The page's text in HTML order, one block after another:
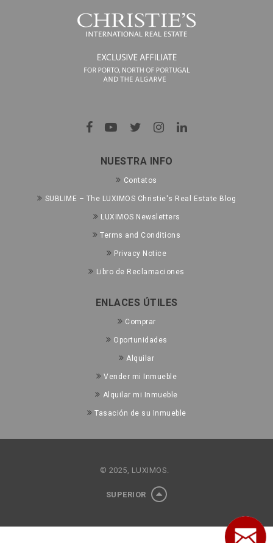
NUESTRA INFO
Contatos
SUBLIME – The LUXIMOS Christie's Real Estate Blog
LUXIMOS Newsletters
Terms and Conditions
Privacy Notice
Libro de Reclamaciones
ENLACES ÚTILES
Comprar
Oportunidades
Alquilar
Vender mi Inmueble
Alquilar mi Inmueble
Tasación de su Inmueble
© 2025, LUXIMOS.
SUPERIOR